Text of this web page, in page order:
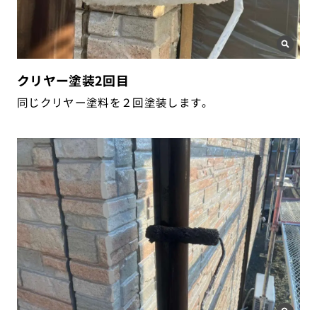
クリヤー塗装2回目
同じクリヤー塗料を２回塗装します。